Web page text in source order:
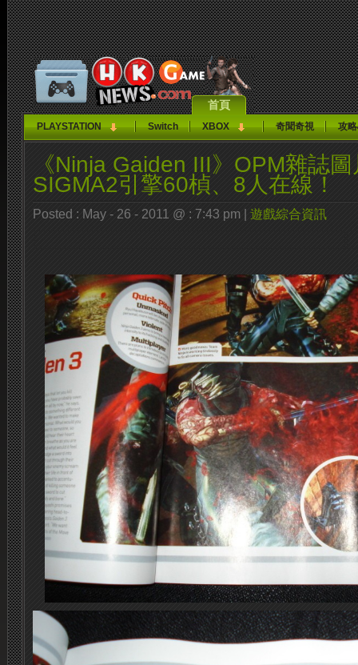
首頁
PLAYSTATION Switch XBOX 奇聞奇視 攻
《Ninja Gaiden III》OPM雜誌
SIGMA2引擎60楨、8人在線！
Posted : May - 26 - 2011 @ : 7:43 pm | 遊戲綜合資訊